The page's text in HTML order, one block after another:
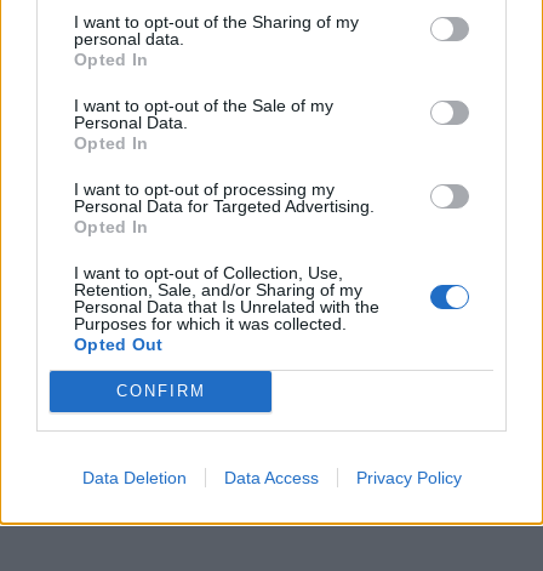
I want to opt-out of the Sharing of my
personal data.
Opted In
I want to opt-out of the Sale of my
Personal Data.
Opted In
I want to opt-out of processing my
Personal Data for Targeted Advertising.
Opted In
I want to opt-out of Collection, Use,
Retention, Sale, and/or Sharing of my
Personal Data that Is Unrelated with the
Purposes for which it was collected.
Opted Out
CONFIRM
Data Deletion Data Access Privacy Policy
https://www.youtube.com/watch?v=D0a0aNqTehM